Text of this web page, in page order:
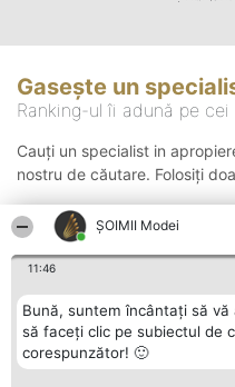
ȘOIMII Modei
11:46
Bună, suntem încântați să vă
să faceți clic pe subiectul de
corespunzător! 🙂
Gasește un
Ranking-ul îi adună pe
Cauți un specialist in
nostru de căutare. Folosiți